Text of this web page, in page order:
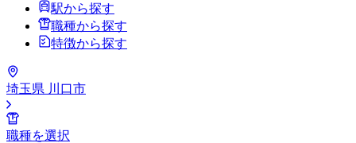
駅から探す
職種から探す
特徴から探す
埼玉県 川口市
職種を選択